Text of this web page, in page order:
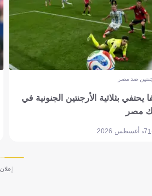
ضد مصر
يحتفي بثلاثية الأرجنتين الجنونية في
مصر
7 أغسطس 2026
إعلان